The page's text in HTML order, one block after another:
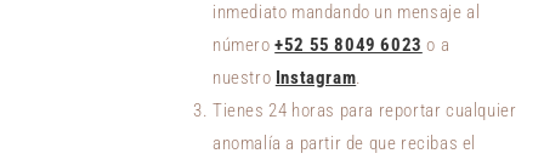
inmediato mandando un mensaje al
número+52 55 8049 6023 o a
nuestro Instagram.
Tienes 24 horas para reportar cualquier
anomalía a partir de que recibas el